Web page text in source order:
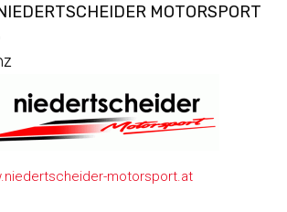
MOTORSPORT
motorsport.at